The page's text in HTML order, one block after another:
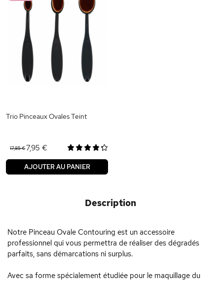
Trio Pinceaux Ovales Teint
17,85 €7,95 €
AJOUTER AU PANIER
Description
Notre Pinceau Ovale Contouring est un accessoire
professionnel qui vous permettra de réaliser des dégradés
parfaits, sans démarcations ni surplus.
Avec sa forme spécialement étudiée pour le maquillage du